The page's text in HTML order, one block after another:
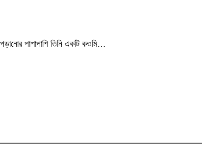
পাশাপাশি তিনি একটি কওমি…